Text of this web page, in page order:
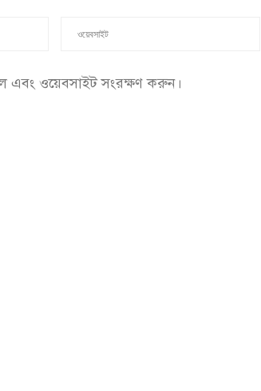
এবং ওয়েবসাইট সংরক্ষণ করুন।